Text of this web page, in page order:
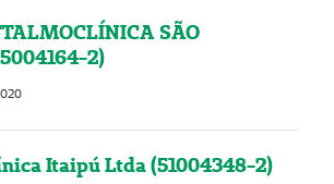
SÃO
2)
Itaipú Ltda (51004348-2)